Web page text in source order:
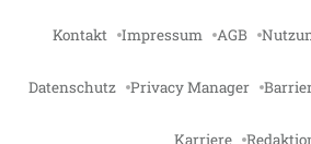
Kontakt Impressum AGB
Datenschutz Privacy Manager
Karriere